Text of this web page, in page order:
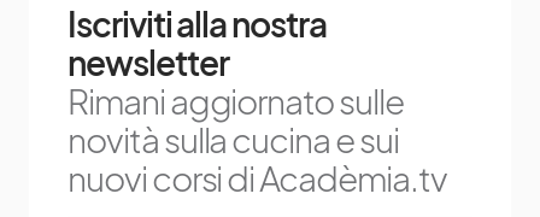
Iscriviti alla nostra
newsletter
Rimani aggiornato sulle
novità sulla cucina e sui
nuovi corsi di Acadèmia.tv